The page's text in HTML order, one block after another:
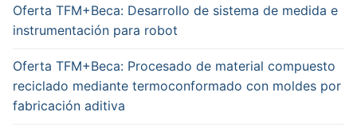
Oferta TFM+Beca: Desarrollo de sistema de medida e
instrumentación para robot
Oferta TFM+Beca: Procesado de material compuesto
reciclado mediante termoconformado con moldes por
fabricación aditiva